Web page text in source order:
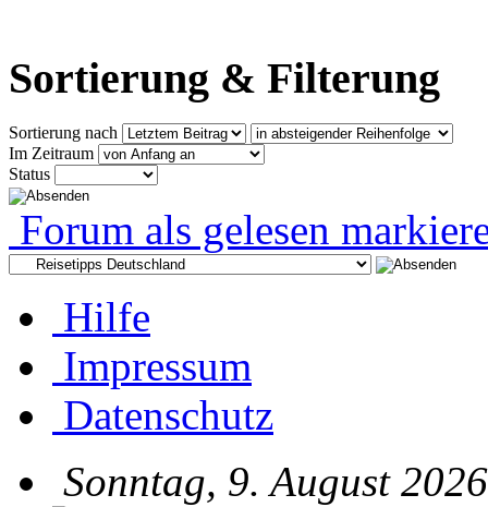
Sortierung & Filterung
Sortierung nach
Im Zeitraum
Status
Forum als gelesen
Hilfe
Impressum
Datenschutz
Sonntag, 9. August